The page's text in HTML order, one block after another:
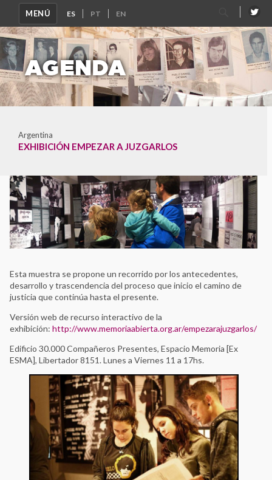
MENÚ
Buscar
por:
AGENDA
Argentina
EXHIBICIÓN EMPEZAR A JUZGARLOS
Esta muestra se propone un recorrido por los antecedentes,
desarrollo y trascendencia del proceso que inicio el camino de
justicia que continúa hasta el presente.
Versión web de recurso interactivo de la
exhibición: http://www.memoriaabierta.org.ar/empezarajuzgarlos/
Edificio 30.000 Compañeros Presentes, Espacio Memoria [Ex
ESMA], Libertador 8151. Lunes a Viernes 11 a 17hs.
Ver Todos